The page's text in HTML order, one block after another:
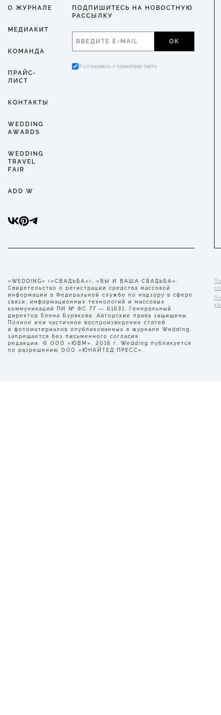
О ЖУРНАЛЕ
МЕДИАКИТ
КОМАНДА
ПРАЙС-
ЛИСТ
КОНТАКТЫ
WEDDING
AWARDS
WEDDING
TRAVEL
FAIR
ADD W
ПОДПИШИТЕСЬ НА НОВОСТНУЮ
РАССЫЛКУ
ОК
Я соглашаюсь с правилами сайта
«WEDDING» («СВАДЬБА»), «ВЫ И ВАША СВАДЬБА».
Свидетельство о регистрации средства массовой
информации в Федеральной службе по надзору в сфере
связи, информационных технологий и массовых
коммуникаций ПИ № ФС 77 — 61631. Генеральный
директор Елена Бурякова. Авторские права защищены.
Полное или частичное воспроизведение статей
и фотоматериалов опубликованных в журнале Wedding,
запрещается без письменного согласия
редакции. © ООО «ЮВМ», 2016 г. Wedding публикуется
по разрешению ООО «ЮНАЙТЕД ПРЕСС».